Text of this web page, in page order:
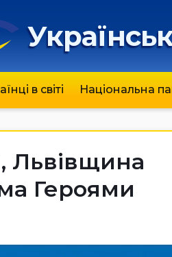
в світі Національна
Львівщина
Героями